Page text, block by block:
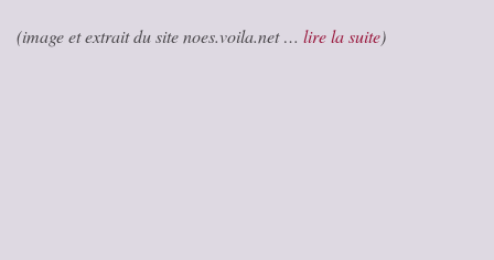
(image et extrait du site noes.voila.net … lire la suite)